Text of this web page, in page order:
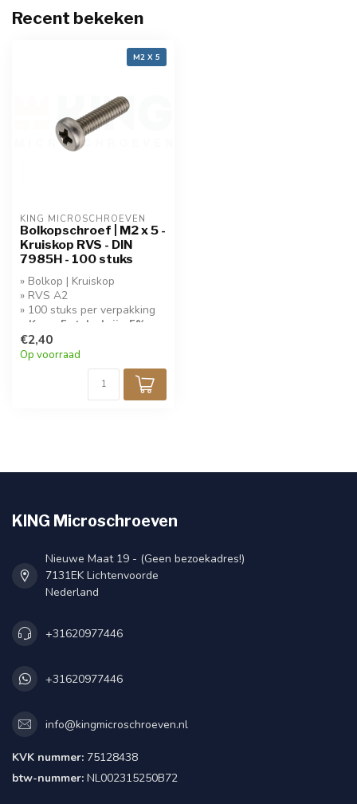
Recent bekeken
M2 X 5
KING MICROSCHROEVEN
Bolkopschroef | M2 x 5 -
Kruiskop RVS - DIN
7985H - 100 stuks
» Bolkop | Kruiskop
» RVS A2
» 100 stuks per verpakking
» Koop 5 stuks krijg 5%
korting!
€2,40
Op voorraad
KING Microschroeven
Nieuwe Maat 19 - (Geen bezoekadres!)
7131EK Lichtenvoorde
Nederland
+31620977446
+31620977446
info@kingmicroschroeven.nl
KVK nummer: 75128438
btw-nummer: NL002315250B72